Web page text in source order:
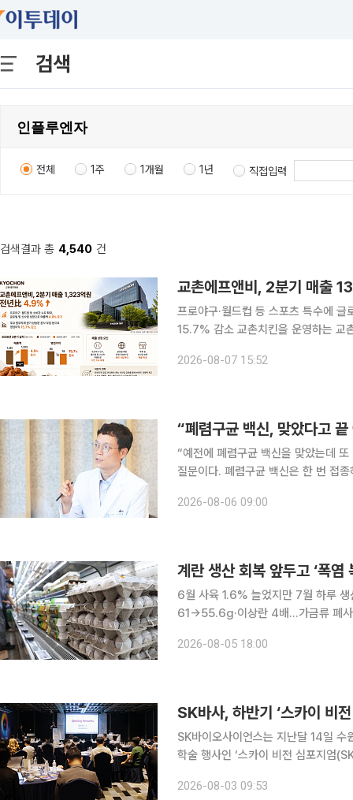
검색
전체 1주 1개월 1년 직접입력
검색결과 총 4,540 건
교촌에프앤비, 2분기 매출
프로야구·월드컵 등 스포츠 특수에
15.7% 감소 교촌치킨을 운영하는 교촌에프앤비가 올해 2분기 치킨 수요 확대와 글로벌·신사업 성
교촌에프앤비는 올해 2분기 연결 기
2026-08-07 15:52
“폐렴구균 백신, 맞았다고
“예전에 폐렴구균 백신을 맞았는데 또 맞아야 하나요?” 고령 환자
질문이다. 폐렴구균 백신은 한 번 접
지역사회획득 폐렴의 가장 흔한 원인
2026-08-06 09:00
계란 생산 회복 앞두고 ‘폭
6월 사육 1.6% 늘었지만 7월 하루
61→55.6g·이상란 4배…가금류 폐사 46만마리 겨울철 고병원성 조류인
계 사육 마릿수는 회복되고 있지만 고
2026-08-05 18:00
SK바사, 하반기 ‘스카이 비
SK바이오사이언스는 지난달 14일
학술 행사인 ‘스카이 비전 심포지엄
(RSV) 예방항체의약품 베이포투스의
2026-08-03 09:53